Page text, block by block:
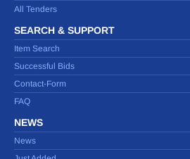
All Tenders
SEARCH & SUPPORT
Item Search
Successful Bids
Contact-Form
FAQ
NEWS
News